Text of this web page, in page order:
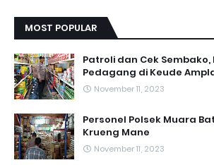
MOST POPULAR
Patroli dan Cek Sembako,
Pedagang di Keude
November 11, 2023
Personel Polsek Muara
Krueng Mane
November 11, 2023